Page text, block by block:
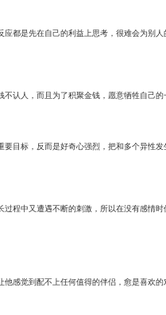
都是先在自己的利益上思考，很难会为别人
认人，而且为了积聚金钱，愿意牺牲自己
目标，反而是好奇心强烈，把和多个异性
程中又遭遇不断的刺激，所以在没有感情
感觉到配不上任何值得的伴侣，愈是喜欢